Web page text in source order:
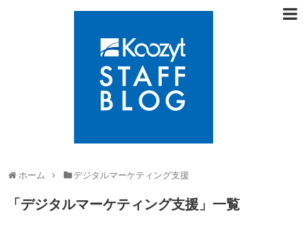
ホーム デジタルマーケティング支援
「 デジタルマーケティング支援 」 一覧